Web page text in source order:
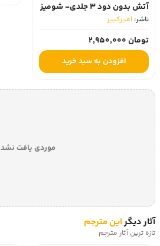
آتش بدون دود 3 جلدی- شومیز
ناشر: امیرکبیر
تومان 2,950,000
افزودن به سبد خرید
موردی یافت نشد
آثار دیگراین مترجم
تازه ترین آثار مترجم